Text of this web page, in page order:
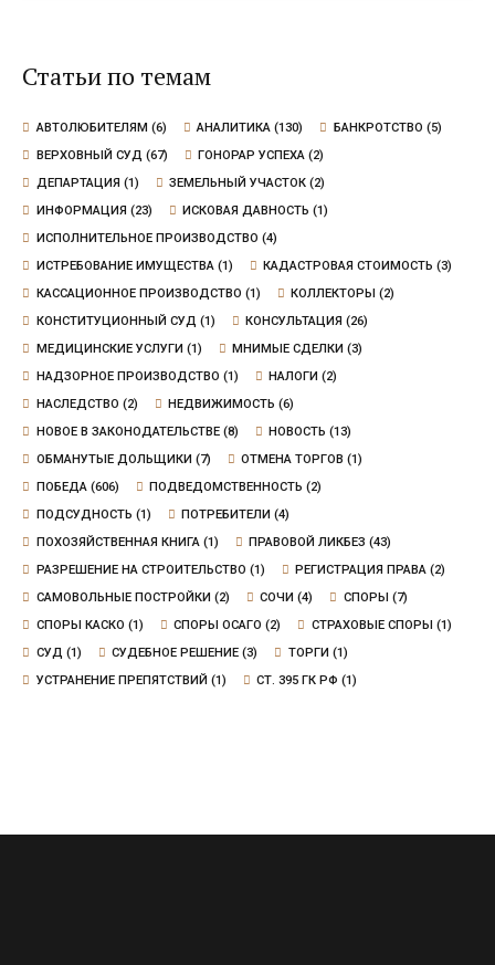
Статьи по темам
АВТОЛЮБИТЕЛЯМ (6) АНАЛИТИКА (130) БАНКРОТСТВО (5)
ВЕРХОВНЫЙ СУД (67) ГОНОРАР УСПЕХА (2)
ДЕПАРТАЦИЯ (1) ЗЕМЕЛЬНЫЙ УЧАСТОК (2)
ИНФОРМАЦИЯ (23) ИСКОВАЯ ДАВНОСТЬ (1)
ИСПОЛНИТЕЛЬНОЕ ПРОИЗВОДСТВО (4)
ИСТРЕБОВАНИЕ ИМУЩЕСТВА(1) КАДАСТРОВАЯ СТОИМОСТЬ (3)
КАССАЦИОННОЕ ПРОИЗВОДСТВО (1) КОЛЛЕКТОРЫ (2)
КОНСТИТУЦИОННЫЙ СУД (1) КОНСУЛЬТАЦИЯ (26)
МЕДИЦИНСКИЕ УСЛУГИ (1) МНИМЫЕ СДЕЛКИ (3)
НАДЗОРНОЕ ПРОИЗВОДСТВО (1) НАЛОГИ (2)
НАСЛЕДСТВО (2) НЕДВИЖИМОСТЬ (6)
НОВОЕ В ЗАКОНОДАТЕЛЬСТВЕ(8) НОВОСТЬ (13)
ОБМАНУТЫЕ ДОЛЬЩИКИ (7) ОТМЕНА ТОРГОВ (1)
ПОБЕДА(606) ПОДВЕДОМСТВЕННОСТЬ (2)
ПОДСУДНОСТЬ (1) ПОТРЕБИТЕЛИ (4)
ПОХОЗЯЙСТВЕННАЯ КНИГА(1) ПРАВОВОЙ ЛИКБЕЗ (43)
РАЗРЕШЕНИЕ НА СТРОИТЕЛЬСТВО (1) РЕГИСТРАЦИЯ ПРАВА (2)
САМОВОЛЬНЫЕ ПОСТРОЙКИ (2) СОЧИ (4) СПОРЫ (7)
СПОРЫ КАСКО (1) СПОРЫ ОСАГО (2) СТРАХОВЫЕ СПОРЫ (1)
СУД (1) СУДЕБНОЕ РЕШЕНИЕ (3) ТОРГИ (1)
УСТРАНЕНИЕ ПРЕПЯТСТВИЙ (1) СТ. 395 ГК РФ (1)